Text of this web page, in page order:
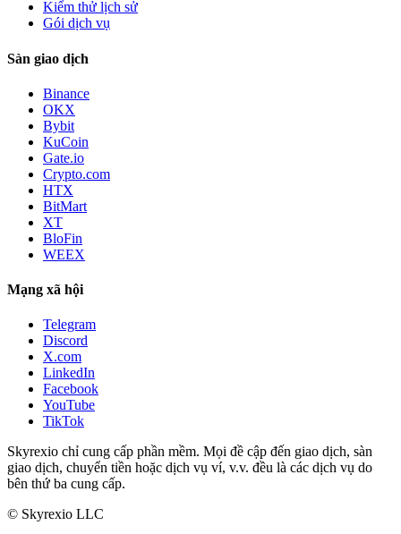
Kiểm thử lịch sử
Gói dịch vụ
Sàn giao dịch
Binance
OKX
Bybit
KuCoin
Gate.io
Crypto.com
HTX
BitMart
XT
BloFin
WEEX
Mạng xã hội
Telegram
Discord
X.com
LinkedIn
Facebook
YouTube
TikTok
Skyrexio chỉ cung cấp phần mềm. Mọi đề cập đến giao dịch, sàn
giao dịch, chuyển tiền hoặc dịch vụ ví, v.v. đều là các dịch vụ do
bên thứ ba cung cấp.
© Skyrexio LLC